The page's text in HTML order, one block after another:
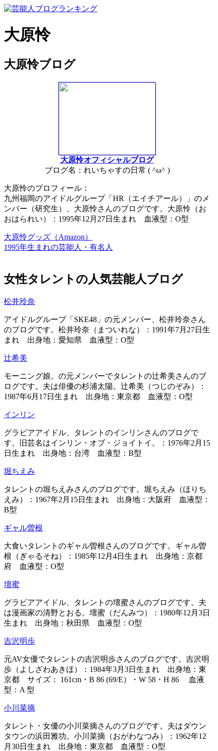
大原怜
大原怜ブログ
大原怜オフィシャルブログ
ブログ名：れいちゃすの日常 ( ^ω^ )
大原怜のプロフィール：
九州福岡のアイドルグループ「HR（エイチアール）」のメ
ンバー（研究生）、大原怜さんのブログです。大原怜（お
おはられい）：1995年12月27日生まれ 血液型：O型
大原怜グッズ（Amazon）
1995年生まれの芸能人・有名人
女性タレントの人気芸能人ブログ
松井玲奈
アイドルグループ「SKE48」の元メンバー、松井玲奈さん
のブログです。松井玲奈（まついれな）：1991年7月27日生
まれ 出身地：愛知県 血液型：O型
辻希美
モーニング娘。の元メンバーでタレントの辻希美さんのブ
ログです。夫は俳優の杉浦太陽。辻希美（つじのぞみ）：
1987年6月17日生まれ 出身地：東京都 血液型：O型
インリン
グラビアアイドル、タレントのインリンさんのブログで
す。旧芸名はインリン・オブ・ジョイトイ。：1976年2月15
日生まれ 出身地：台湾 血液型：B型
堀ちえみ
タレントの堀ちえみさんのブログです。堀ちえみ（ほりち
えみ）：1967年2月15日生まれ 出身地：大阪府 血液型：
B型
ギャル曽根
大食いタレントのギャル曽根さんのブログです。ギャル曽
根（ぎゃるそね）：1985年12月4日生まれ 出身地：京都
府 血液型：O型
壇蜜
グラビアアイドル、タレントの壇蜜さんのブログです。夫
は漫画家の清野とおる。壇蜜（だんみつ）：1980年12月3日
生まれ 出身地：秋田県 血液型：O型
吉沢明歩
元AV女優でタレントの吉沢明歩さんのブログです。吉沢明
歩（よしざわあきほ）：1984年3月3日生まれ 出身地：東
京都 サイズ： 161cm・B 86 (69/E）・W 58・H 86 血液
型：A 型
小川菜摘
タレント・女優の小川菜摘さんのブログです。夫はダウン
タウンの浜田雅功。小川菜摘（おがわなつみ）：1962年12
月30日生まれ 出身地：東京都 血液型：O型